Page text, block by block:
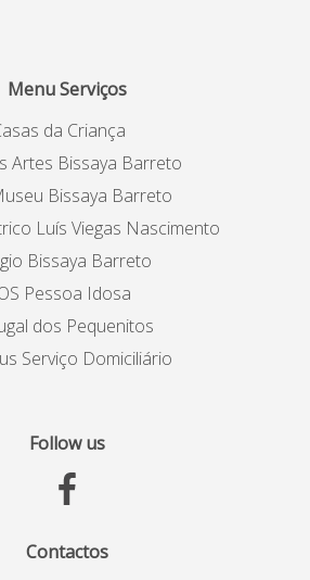
Menu Serviços
da Criança
Artes Bissaya Barreto
Bissaya Barreto
Luís Viegas Nascimento
Bissaya Barreto
Pessoa Idosa
dos Pequenitos
Serviço Domiciliário
Follow us
Contactos